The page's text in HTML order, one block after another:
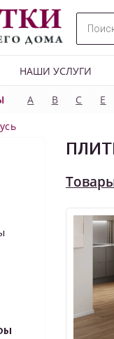
НАШИ УСЛУГИ
A B C E